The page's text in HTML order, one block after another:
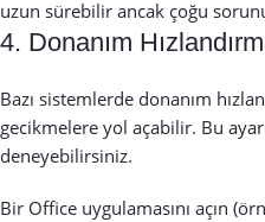
uzun sürebilir ancak çoğu
4. Donanım
Bazı sistemlerde donanım
gecikmelere yol açabilir. Bu
deneyebilirsiniz.
Bir Office uygulamasını açın